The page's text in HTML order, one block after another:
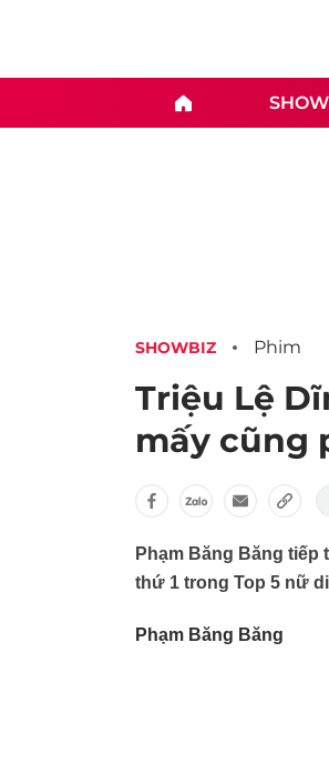
SHOWBIZ Phim
Triệu Lệ
mấy cũng
Phạm Băng Băng
thứ 1 trong Top 5 nữ
Phạm Băng Băng